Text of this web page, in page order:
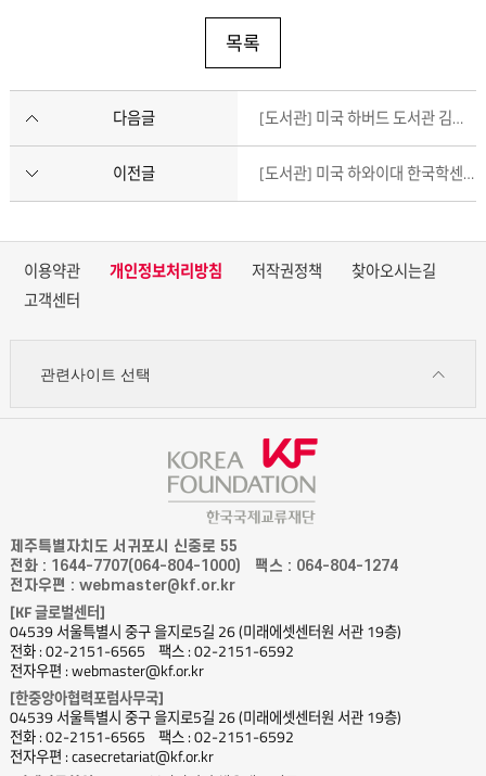
목록
다음글 [도서관] 미국 하버드 도서관 김명화 3개월차
이전글 [도서관] 미국 하와이대 한국학센터도서관 황보언 3개월차
이용약관 개인정보처리방침 저작권정책
찾아오시는길
고객센터
관련사이트 선택
제주특별자치도 서귀포시 신중로 55
전화 : 1644-7707(064-804-1000)
팩스 : 064-804-1274
전자우편 : webmaster@kf.or.kr
[KF 글로벌센터]
04539 서울특별시 중구 을지로5길 26 (미래에셋센터원 서관 19층)
전화 : 02-2151-6565
팩스 : 02-2151-6592
전자우편 : webmaster@kf.or.kr
[한중앙아협력포럼사무국]
04539 서울특별시 중구 을지로5길 26 (미래에셋센터원 서관 19층)
전화 : 02-2151-6565
팩스 : 02-2151-6592
전자우편 : casecretariat@kf.or.kr